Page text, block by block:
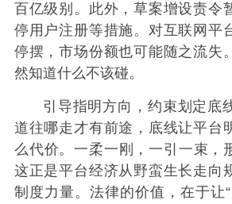
百亿级别。此外，草案增设责令
停用户注册等措施。对互联网平
停摆，市场份额也可能随之流失
然知道什么不该碰。
引导指明方向，约束划定底
道往哪走才有前途，底线让平台
么代价。一柔一刚，一引一束
这正是平台经济从野蛮生长走向
制度力量。法律的价值，在于让